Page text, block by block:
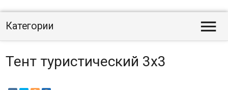
Категории 
Тент туристический 3х3